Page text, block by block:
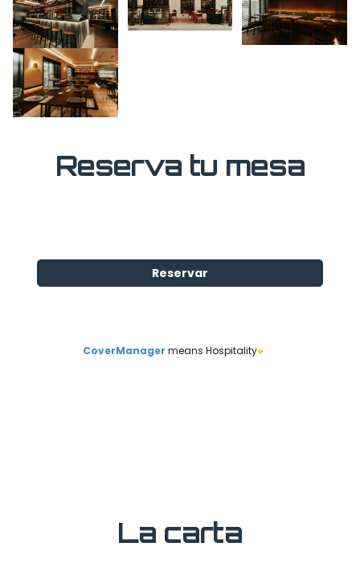
Reserva tu mesa
La carta